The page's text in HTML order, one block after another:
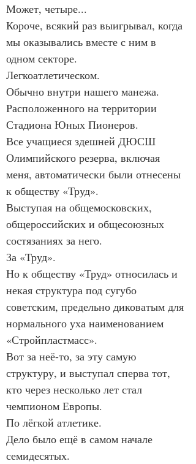
Может, четыре...
Короче, всякий раз выигрывал, когда
мы оказывались вместе с ним в
одном секторе.
Легкоатлетическом.
Обычно внутри нашего манежа.
Расположенного на территории
Стадиона Юных Пионеров.
Все учащиеся здешней ДЮСШ
Олимпийского резерва, включая
меня, автоматически были отнесены
к обществу «Труд».
Выступая на общемосковских,
общероссийских и общесоюзных
состязаниях за него.
За «Труд».
Но к обществу «Труд» относилась и
некая структура под сугубо
советским, предельно диковатым для
нормального уха наименованием
«Стройпластмасс».
Вот за неё-то, за эту самую
структуру, и выступал сперва тот,
кто через несколько лет стал
чемпионом Европы.
По лёгкой атлетике.
Дело было ещё в самом начале
семидесятых.